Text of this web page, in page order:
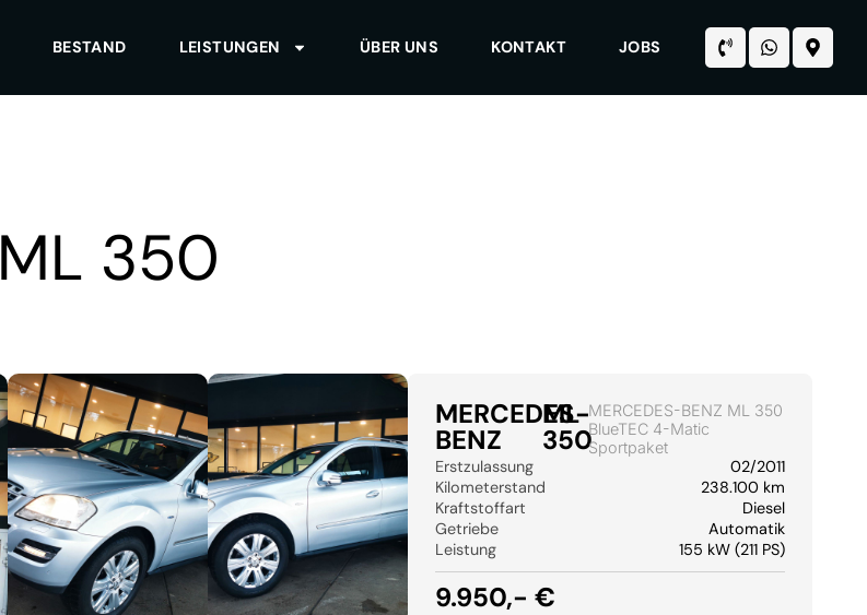
BESTAND LEISTUNGEN ÜBER UNS KONTAKT JOBS
ML 350
MERCEDES-
BENZ
ML
350
MERCEDES-BENZ ML 350
BlueTEC 4-Matic
Sportpaket
Erstzulassung
02/2011
Kilometerstand
238.100 km
Kraftstoffart
Diesel
Getriebe
Automatik
Leistung
155 kW (211 PS)
9.950,- €